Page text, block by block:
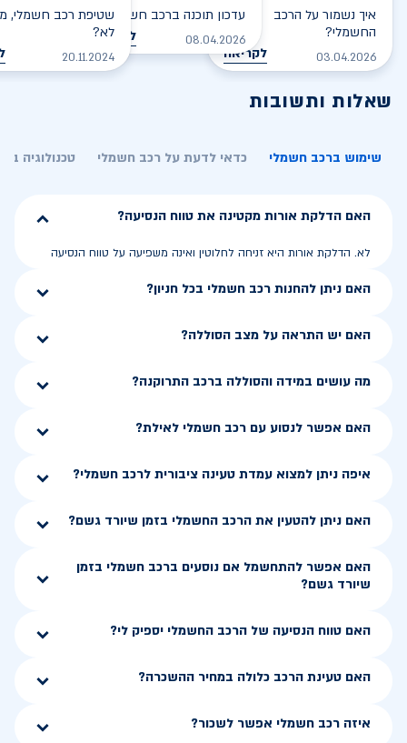
איך נשמור על הרכב
החשמלי?
03.04.2026 לקריאה
עדכון תוכנה ברכב חשמלי
08.04.2026 לקריאה
שטיפת רכב חשמלי,
לא?
20.11.2024
שאלות ותשובות
שימוש ברכב חשמלי כדאי לדעת על רכב חשמלי טכנולוגיה
האם הדלקת אורות מקטינה את טווח הנסיעה?
לא. הדלקת אורות היא זניחה לחלוטין ואינה משפיעה על טווח הנסיעה
האם ניתן להחנות רכב חשמלי בכל חניון?
האם יש התראה על מצב הסוללה?
מה עושים במידה והסוללה ברכב התרוקנה?
האם אפשר לנסוע עם רכב חשמלי לאילת?
איפה ניתן למצוא עמדת טעינה ציבורית לרכב חשמלי?
האם ניתן להטעין את הרכב החשמלי בזמן שיורד גשם?
האם אפשר להתחשמל אם נוסעים ברכב חשמלי בזמן
שיורד גשם?
האם טווח הנסיעה של הרכב החשמלי יספיק לי?
האם טעינת הרכב כלולה במחיר ההשכרה?
איזה רכב חשמלי אפשר לשכור?